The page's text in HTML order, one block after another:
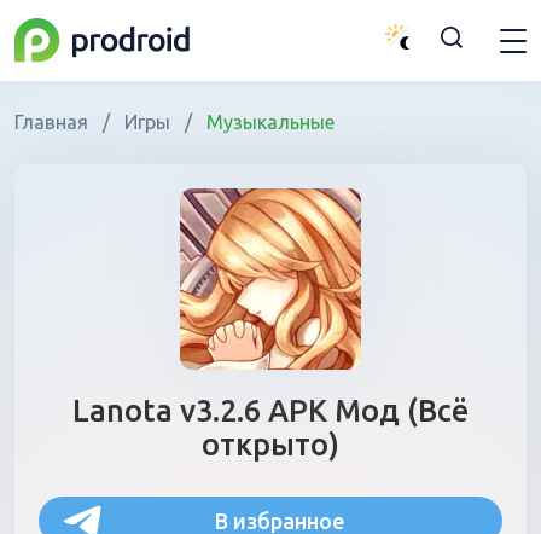
Главная / Игры / Музыкальные
Lanota v3.2.6 APK Мод (Всё
открыто)
В избранное